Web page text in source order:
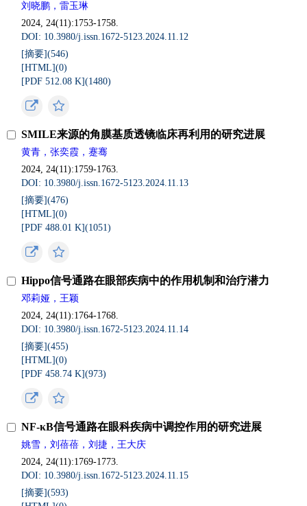
刘晓鹏，雷玉琳
2024, 24(11):1753-1758.
DOI: 10.3980/j.issn.1672-5123.2024.11.12
[摘要](546)
[HTML](0)
[PDF 512.08 K](1480)
SMILE来源的角膜基质透镜临床再利用的研究进展
黄青，张奕霞，蹇骞
2024, 24(11):1759-1763.
DOI: 10.3980/j.issn.1672-5123.2024.11.13
[摘要](476)
[HTML](0)
[PDF 488.01 K](1051)
Hippo信号通路在眼部疾病中的作用机制和治疗潜力
邓莉娅，王颖
2024, 24(11):1764-1768.
DOI: 10.3980/j.issn.1672-5123.2024.11.14
[摘要](455)
[HTML](0)
[PDF 458.74 K](973)
NF-κB信号通路在眼科疾病中调控作用的研究进展
姚雪，刘蓓蓓，刘捷，王大庆
2024, 24(11):1769-1773.
DOI: 10.3980/j.issn.1672-5123.2024.11.15
[摘要](593)